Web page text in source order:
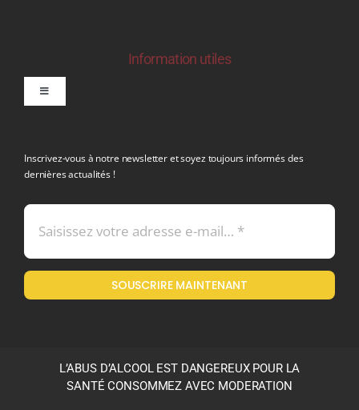
Information utiles
Toggle
Mentions légales
Politique en matière de remboursements et de retours
Inscrivez-vous à notre newsletter et soyez toujours informés des
dernières actualités !
SOUSCRIRE MAINTENANT
L’ABUS D’ALCOOL EST DANGEREUX POUR LA
SANTÉ CONSOMMEZ AVEC MODERATION